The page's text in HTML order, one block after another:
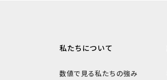
私たちについて
数値で見る私たちの強み